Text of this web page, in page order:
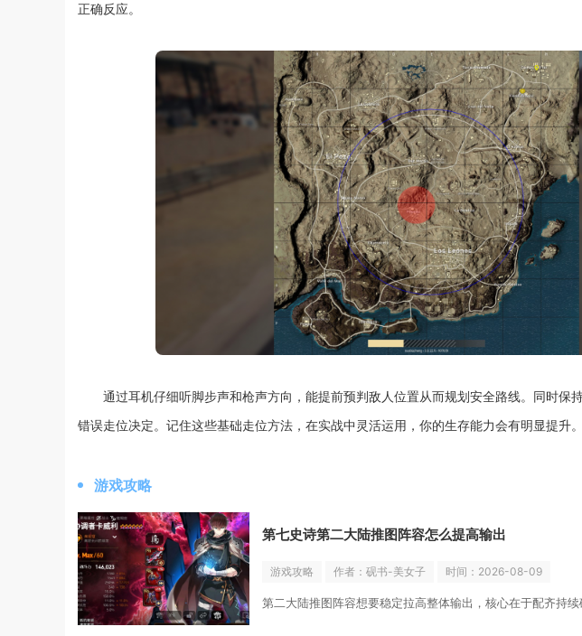
正确反应。
通过耳机仔细听脚步声和枪声方向，能提前预判敌人位置从而规划安全路线。同时保
错误走位决定。记住这些基础走位方法，在实战中灵活运用，你的生存能力会有明显提升。
游戏攻略
第七史诗第二大陆推图阵容怎么提高输出
游戏攻略 作者：砚书-美女子 时间：2026-08-09
第二大陆推图阵容想要稳定拉高整体输出，核心在于配齐持